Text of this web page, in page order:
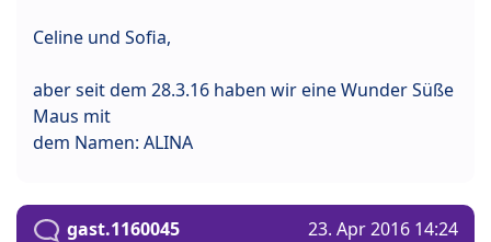
Celine und Sofia,
aber seit dem 28.3.16 haben wir eine Wunder Süße
Maus mit
dem Namen: ALINA
gast.1160045 23. Apr 2016 14:24